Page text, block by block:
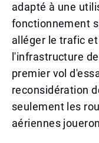
adapté à une
fonctionnement
alléger le trafic
l'infrastructure
premier vol
reconsidération
seulement les
aériennes